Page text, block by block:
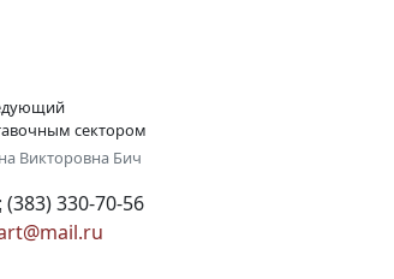
сектором
Викторовна Бич
(383) 330-70-56